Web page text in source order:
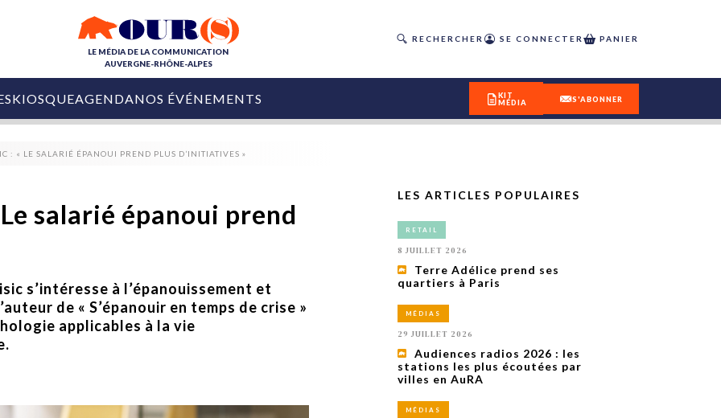
LE MÉDIA DE LA COMMUNICATION
AUVERGNE-RHÔNE-ALPES
RECHERCHER SE CONNECTER PANIER
Nice : Denis Zanon
est décédé
Ardèche
Tourisme lance
Ardèche Trip
Planner
29 JUILLET 2026
[Debrief] Loire Tourisme
saison autour de son concept autour de
marketing et communication, revient sur
KIOSQUEAGENDANOS ÉVÉNEMENTS
OURS DE LA COM
OURS DU DIGITAL
KIT
MÉDIA
S'ABONNER
: « LE SALARIÉ ÉPANOUI PREND PLUS D’INITIATIVES »
salarié épanoui prend
s’intéresse à l’épanouissement et
de « S’épanouir en temps de crise »
applicables à la vie
LES ARTICLES POPULAIRES
RETAIL
8 JUILLET 2026
Terre Adélice prend ses
quartiers à Paris
MÉDIAS
29 JUILLET 2026
Audiences radios 2026 : les
stations les plus écoutées par
villes en AuRA
MÉDIAS